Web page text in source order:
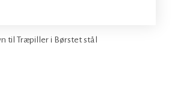
til Træpiller i Børstet stål